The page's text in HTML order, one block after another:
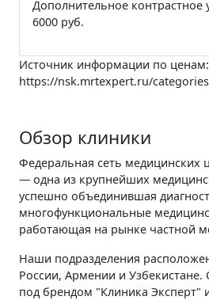
Дополнительное контрастное
6000 руб.
Источник информации по ценам:
https://nsk.mrtexpert.ru/
Обзор клиники
Федеральная сеть медицинских
— одна из крупнейших
успешно объединившая
многофункциональные
работающая на рынке частной
Наши подразделения
России, Армении и Узбекистане.
под брендом "Клиника Эксперт"